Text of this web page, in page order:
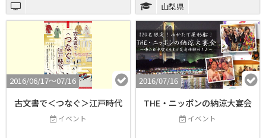
山梨県
2016/06/17〜07/16
古文書で＜つなぐ＞江戸時代
イベント
2016/07/16
THE・ニッポンの納涼大宴会
イベント